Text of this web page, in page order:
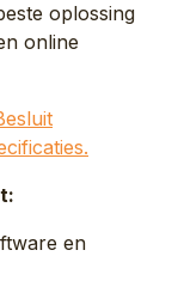
oplossing
online
.
en